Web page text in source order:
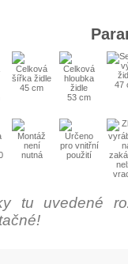
45 cm
53 cm
47
tu uvedené